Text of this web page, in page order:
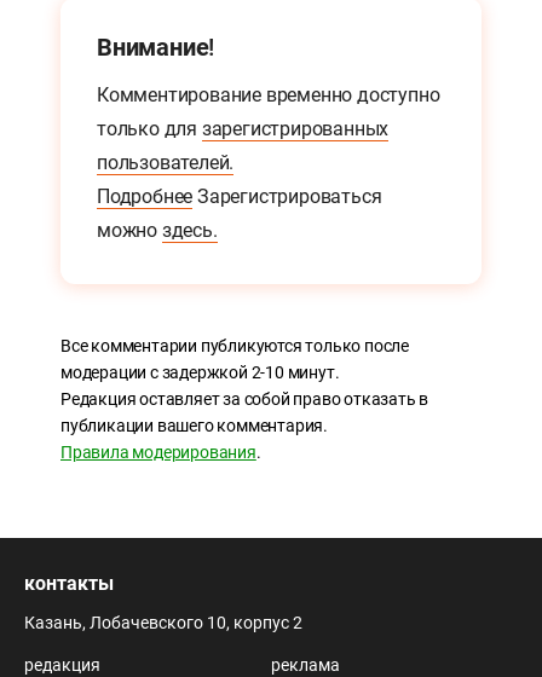
Внимание!
Комментирование временно доступно
только для зарегистрированных
пользователей.
Подробнее Зарегистрироваться
можно здесь.
Все комментарии публикуются только после
модерации с задержкой 2-10 минут.
Редакция оставляет за собой право отказать в
публикации вашего комментария.
Правила модерирования.
контакты
Казань, Лобачевского 10, корпус 2
редакция
реклама